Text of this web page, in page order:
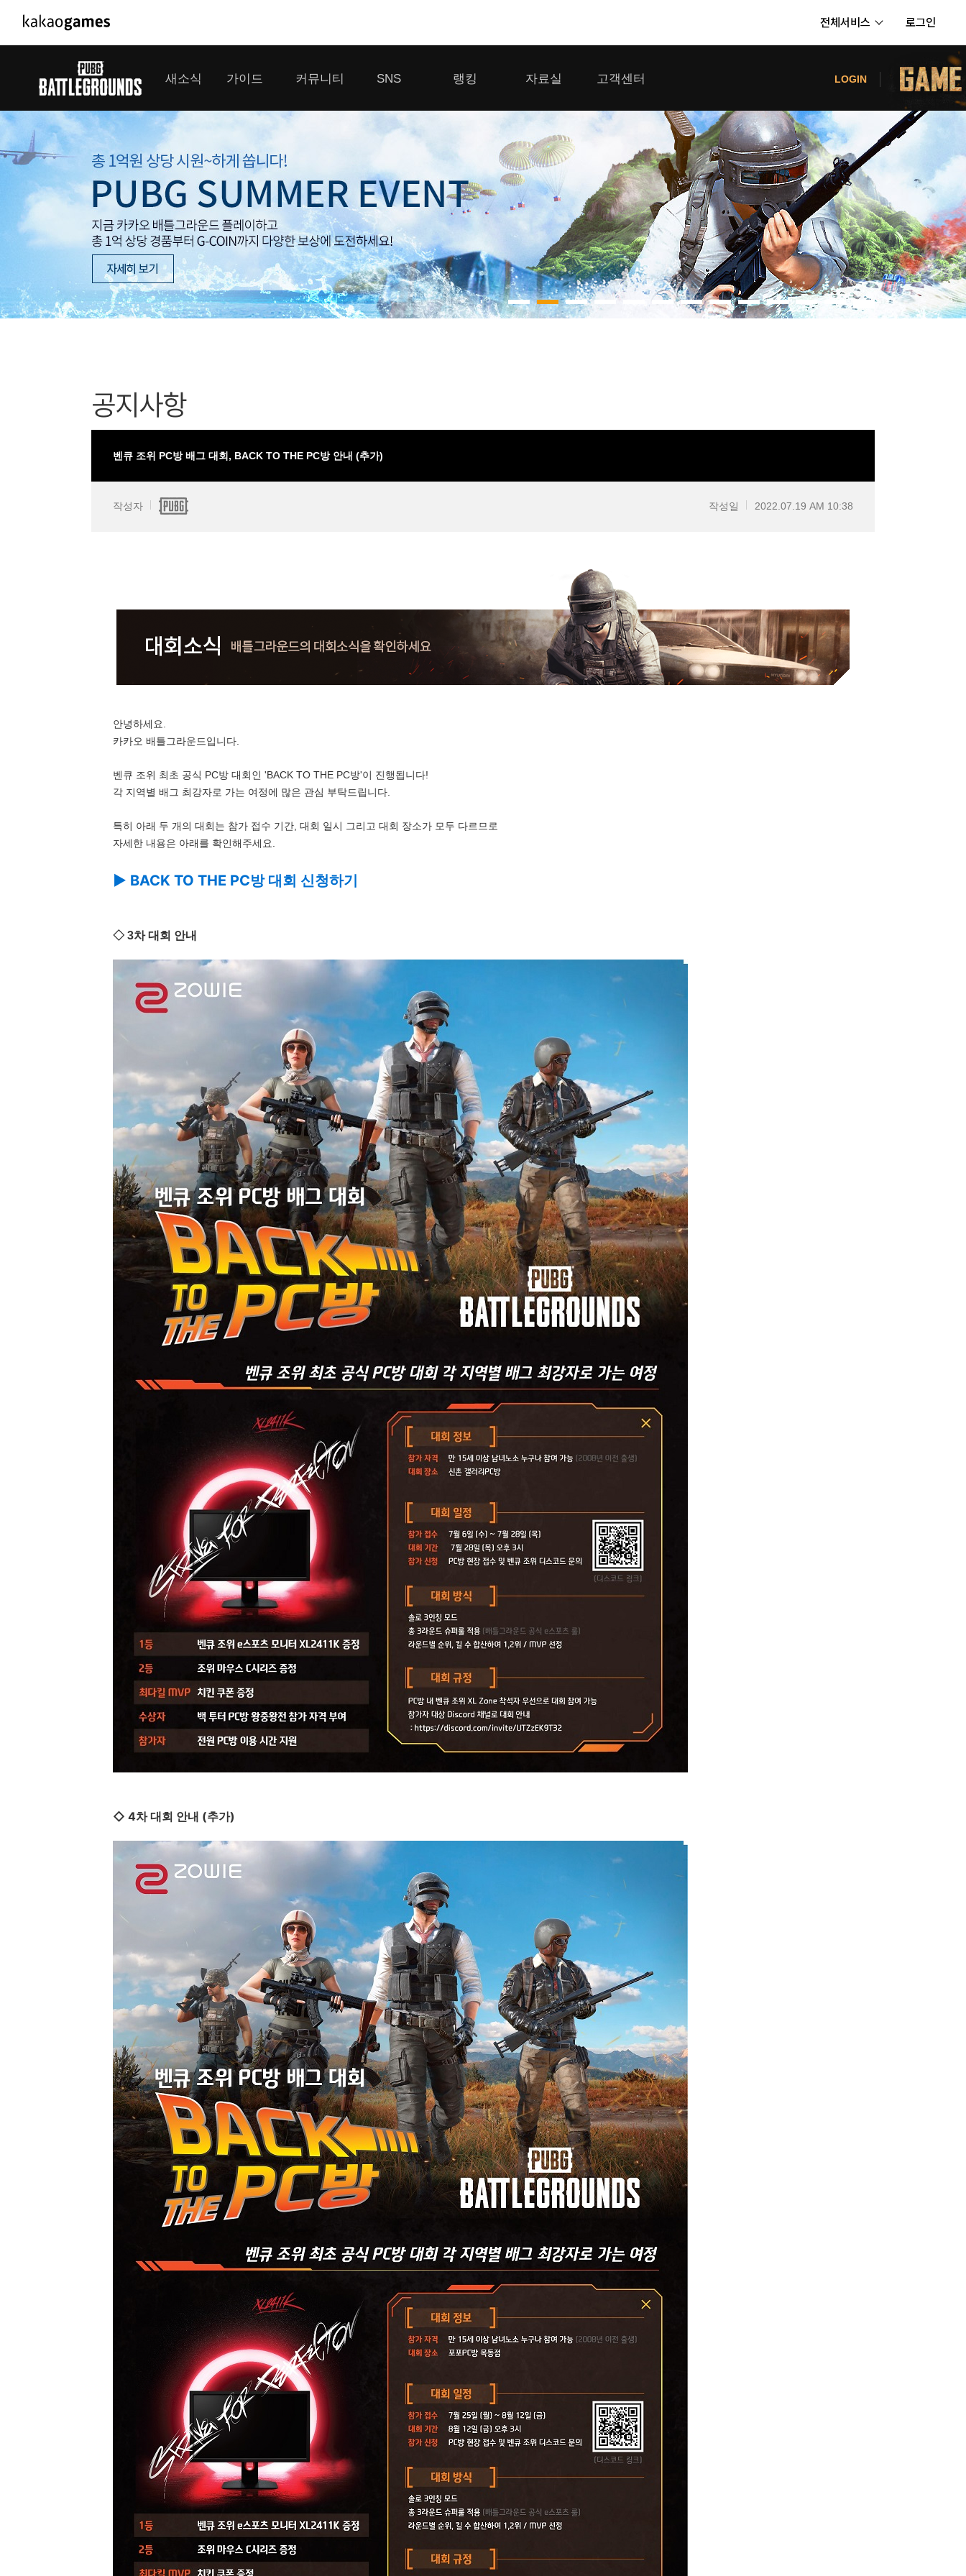
전체서비스 로그인
PC/모바일게임
도깨비의세계
오딘: 발할라 라이징
아키에이지 워
아레스 : 라이즈 오브 가디언즈
배틀그라운드
패스 오브 엑자일
우마무스메 프리티 더비
가디언 테일즈
프린세스 커넥트 Re:Dive
프렌즈팝콘
내정보
보안센터
고객센터
공지사항
카카오게임즈 PC방
게임코인
게임시간선택제
새소식
공지사항
GM소식
이벤트
업데이트
대회소식
가이드
게임 가이드
커뮤니티
미디어 게시판
클랜 라운지
모집 게시판
SNS
톡채널
랭킹
클랜 생존 리더보드
내 전적 히스토리
자료실
다운로드
고객센터
이용제한 이의신청
보안센터
LOGIN
공지사항
벤큐 조위 PC방 배그 대회, BACK TO THE PC방 안내 (추가)
작성자 작성일 2022.07.19 AM 10:38
안녕하세요.
카카오 배틀그라운드입니다.
벤큐 조위 최초 공식 PC방 대회인 'BACK TO THE PC방'이 진행됩니다!
각 지역별 배그 최강자로 가는 여정에 많은 관심 부탁드립니다.
특히 아래 두 개의 대회는 참가 접수 기간, 대회 일시 그리고 대회 장소가 모두 다르므로
자세한 내용은 아래를 확인해주세요.
▶ BACK TO THE PC방 대회 신청하기
◇ 3차 대회 안내
◇ 4차 대회 안내 (추가)